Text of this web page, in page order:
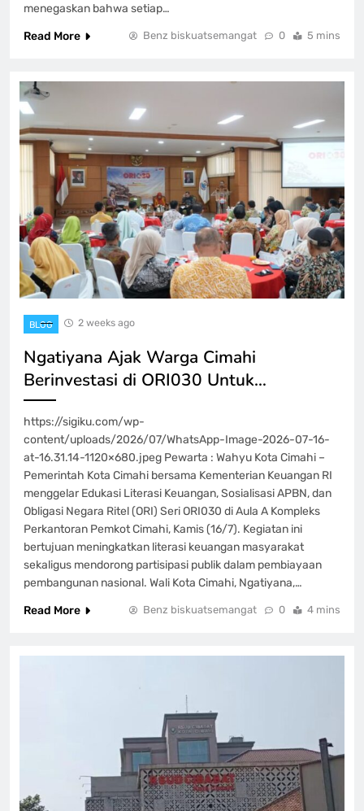
menegaskan bahwa setiap…
Read More
Benz biskuatsemangat 0 5 mins
BLOG 2 weeks ago
Ngatiyana Ajak Warga Cimahi
Berinvestasi di ORI030 Untuk…
https://sigiku.com/wp-
content/uploads/2026/07/WhatsApp-Image-2026-07-16-
at-16.31.14-1120×680.jpeg Pewarta : Wahyu Kota Cimahi –
Pemerintah Kota Cimahi bersama Kementerian Keuangan RI
menggelar Edukasi Literasi Keuangan, Sosialisasi APBN, dan
Obligasi Negara Ritel (ORI) Seri ORI030 di Aula A Kompleks
Perkantoran Pemkot Cimahi, Kamis (16/7). Kegiatan ini
bertujuan meningkatkan literasi keuangan masyarakat
sekaligus mendorong partisipasi publik dalam pembiayaan
pembangunan nasional. Wali Kota Cimahi, Ngatiyana,…
Read More
Benz biskuatsemangat 0 4 mins